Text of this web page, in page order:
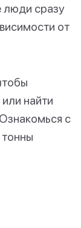
люди сразу
от
найти
с